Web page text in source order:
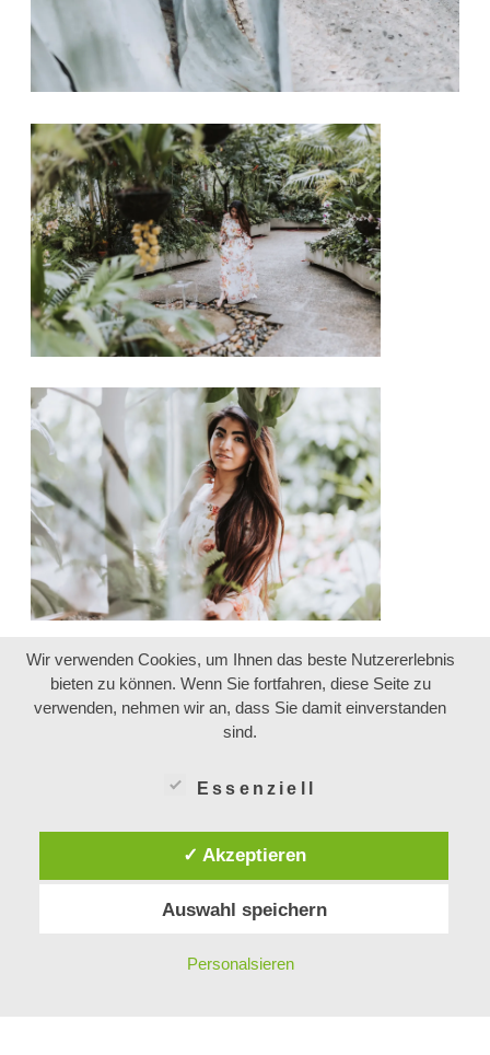
Wir verwenden Cookies, um Ihnen das beste Nutzererlebnis
bieten zu können. Wenn Sie fortfahren, diese Seite zu
verwenden, nehmen wir an, dass Sie damit einverstanden
sind.
Essenziell
✓ Akzeptieren
Auswahl speichern
Personalsieren